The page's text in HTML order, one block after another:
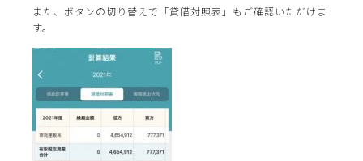
また、ボタンの切り替えで「貸借対照表」もご確認いただけま
す。